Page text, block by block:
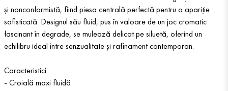
și nonconformistă, fiind piesa centrală perfectă pentru o apariție
sofisticată. Designul său fluid, pus în valoare de un joc cromatic
fascinant în degrade, se mulează delicat pe siluetă, oferind un
echilibru ideal între senzualitate și rafinament contemporan.
Caracteristici:
- Croială maxi fluidă